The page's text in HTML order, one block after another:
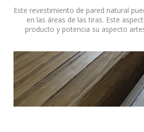
Este revestimiento de pared natural
en las áreas de las tiras. Este
producto y potencia su aspecto